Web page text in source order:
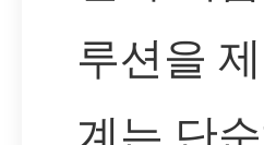
루션을